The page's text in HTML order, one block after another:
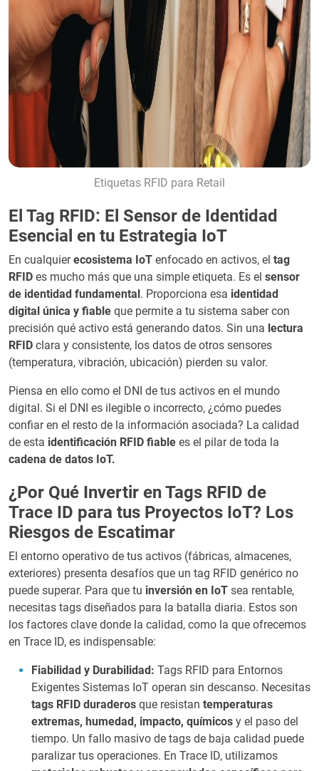
Etiquetas RFID para Retail
El Tag RFID: El Sensor de Identidad
Esencial en tu Estrategia IoT
En cualquierecosistema IoT enfocado en activos, el tag
RFID es mucho más que una simple etiqueta. Es el sensor
de identidad fundamental . Proporciona esa identidad
digital única y fiable que permite a tu sistema saber con
precisión qué activo está generando datos. Sin una lectura
RFID clara y consistente, los datos de otros sensores
(temperatura, vibración, ubicación) pierden su valor.
Piensa en ello como el DNI de tus activos en el mundo
digital. Si el DNI es ilegible o incorrecto, ¿cómo puedes
confiar en el resto de la información asociada? La calidad
de esta identificación RFID fiable es el pilar de toda la
cadena de datos IoT.
¿Por Qué Invertir en Tags RFID de
Trace ID para tus Proyectos IoT? Los
Riesgos de Escatimar
El entorno operativo de tus activos (fábricas, almacenes,
exteriores) presenta desafíos que un tag RFID genérico no
puede superar. Para que tu inversión en IoT sea rentable,
necesitas tags diseñados para la batalla diaria. Estos son
los factores clave donde la calidad, como la que ofrecemos
en Trace ID, es indispensable:
Fiabilidad y Durabilidad: Tags RFID para Entornos
Exigentes Sistemas IoT operan sin descanso. Necesitas
tags RFID duraderos que resistan temperaturas
extremas, humedad, impacto, químicos y el paso del
tiempo. Un fallo masivo de tags de baja calidad puede
paralizar tus operaciones. En Trace ID, utilizamos